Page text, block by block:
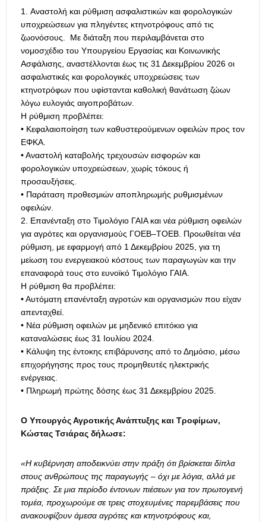
Αναστολή και ρύθμιση ασφαλιστικών και φορολογικών
υποχρεώσεων για πληγέντες κτηνοτρόφους από τις
ζωονόσους. Με διάταξη που περιλαμβάνεται στο
νομοσχέδιο του Υπουργείου Εργασίας και Κοινωνικής
Ασφάλισης, αναστέλλονται έως τις 31 Δεκεμβρίου 2026 οι
ασφαλιστικές και φορολογικές υποχρεώσεις των
κτηνοτρόφων που υφίστανται καθολική θανάτωση ζώων
λόγω ευλογιάς αιγοπροβάτων.
Η ρύθμιση προβλέπει:
• Κεφαλαιοποίηση των καθυστερούμενων οφειλών προς τον
ΕΦΚΑ.
• Αναστολή καταβολής τρεχουσών εισφορών και
φορολογικών υποχρεώσεων, χωρίς τόκους ή
προσαυξήσεις.
• Παράταση προθεσμιών αποπληρωμής ρυθμισμένων
οφειλών.
Επανένταξη στο Τιμολόγιο ΓΑΙΑ και νέα ρύθμιση οφειλών
για αγρότες και οργανισμούς ΓΟΕΒ–ΤΟΕΒ. Προωθείται νέα
ρύθμιση, με εφαρμογή από 1 Δεκεμβρίου 2025, για τη
μείωση του ενεργειακού κόστους των παραγωγών και την
επαναφορά τους στο ευνοϊκό Τιμολόγιο ΓΑΙΑ.
Η ρύθμιση θα προβλέπει:
• Αυτόματη επανένταξη αγροτών και οργανισμών που είχαν
απενταχθεί.
• Νέα ρύθμιση οφειλών με μηδενικό επιτόκιο για
καταναλώσεις έως 31 Ιουλίου 2024.
• Κάλυψη της έντοκης επιβάρυνσης από το Δημόσιο, μέσω
επιχορήγησης προς τους προμηθευτές ηλεκτρικής
ενέργειας.
• Πληρωμή πρώτης δόσης έως 31 Δεκεμβρίου 2025.
Ο Υπουργός Αγροτικής Ανάπτυξης και Τροφίμων,
Κώστας Τσιάρας δήλωσε:
«Η κυβέρνηση αποδεικνύει στην πράξη ότι βρίσκεται δίπλα
στους ανθρώπους της παραγωγής – όχι με λόγια, αλλά με
πράξεις. Σε μια περίοδο έντονων πιέσεων για τον πρωτογενή
τομέα, προχωρούμε σε τρεις στοχευμένες παρεμβάσεις που
ανακουφίζουν άμεσα αγρότες και κτηνοτρόφους και,